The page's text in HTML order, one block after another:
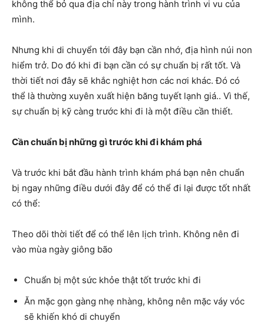
không thể bỏ qua địa chỉ này trong hành trình vi vu của
mình.
Nhưng khi di chuyển tới đây bạn cần nhớ, địa hình núi non
hiểm trở. Do đó khi đi bạn cần có sự chuẩn bị rất tốt. Và
thời tiết nơi đây sẽ khắc nghiệt hơn các nơi khác. Đó có
thể là thường xuyên xuất hiện băng tuyết lạnh giá.. Vì thế,
sự chuẩn bị kỹ càng trước khi đi là một điều cần thiết.
Cần chuẩn bị những gì trước khi đi khám phá
Và trước khi bắt đầu hành trình khám phá bạn nên chuẩn
bị ngay những điều dưới đây để có thể đi lại được tốt nhất
có thể:
Theo dõi thời tiết để có thể lên lịch trình. Không nên đi
vào mùa ngày giông bão
Chuẩn bị một sức khỏe thật tốt trước khi đi
Ăn mặc gọn gàng nhẹ nhàng, không nên mặc váy vóc
sẽ khiến khó di chuyển